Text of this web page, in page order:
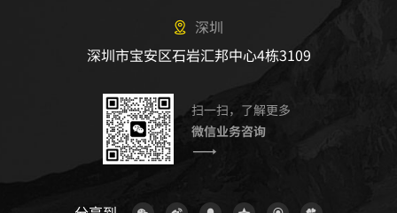
深圳
深圳市宝安区石岩汇邦中心4栋3109
扫一扫，了解更多
微信业务咨询